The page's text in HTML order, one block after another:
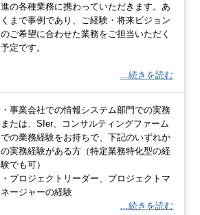
進の各種業務に携わっていただきます。あ
くまで事例であり、ご経験・将来ビジョン
のご希望に合わせた業務をご担当いただく
予定です。
…続きを読む
・事業会社での情報システム部門での実務
または、SIer、コンサルティングファーム
での業務経験をお持ちで、下記のいずれか
の実務経験がある方（特定業務特化型の経
験でも可）
・プロジェクトリーダー、プロジェクトマ
ネージャーの経験
…続きを読む